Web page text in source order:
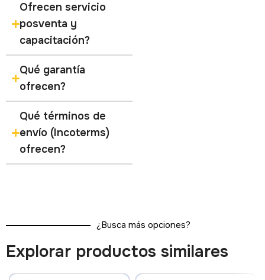
Ofrecen servicio
posventa y
capacitación?
Qué garantía
ofrecen?
Qué términos de
envío (Incoterms)
ofrecen?
¿Busca más opciones?
Explorar productos similares